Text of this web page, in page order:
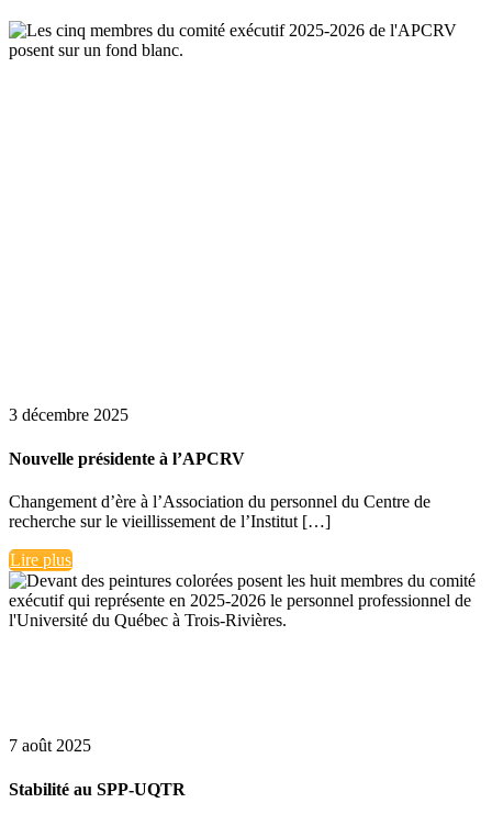
3 décembre 2025
Nouvelle présidente à l’APCRV
Changement d’ère à l’Association du personnel du Centre de
recherche sur le vieillissement de l’Institut […]
Lire plus
7 août 2025
Stabilité au SPP-UQTR